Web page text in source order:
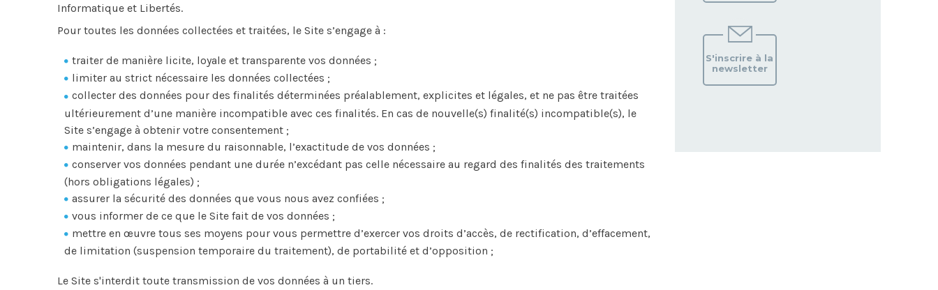
Informatique et Libertés.
Pour toutes les données collectées et traitées, le Site s’engage à :
traiter de manière licite, loyale et transparente vos données ;
limiter au strict nécessaire les données collectées ;
collecter des données pour des finalités déterminées préalablement, explicites et légales, et ne pas être traitées
ultérieurement d’une manière incompatible avec ces finalités. En cas de nouvelle(s) finalité(s) incompatible(s), le
Site s’engage à obtenir votre consentement ;
maintenir, dans la mesure du raisonnable, l’exactitude de vos données ;
conserver vos données pendant une durée n’excédant pas celle nécessaire au regard des finalités des traitements
(hors obligations légales) ;
assurer la sécurité des données que vous nous avez confiées ;
vous informer de ce que le Site fait de vos données ;
mettre en œuvre tous ses moyens pour vous permettre d’exercer vos droits d’accès, de rectification, d’effacement,
de limitation (suspension temporaire du traitement), de portabilité et d’opposition ;
Le Site s'interdit toute transmission de vos données à un tiers.
S'inscrire à la
newsletter